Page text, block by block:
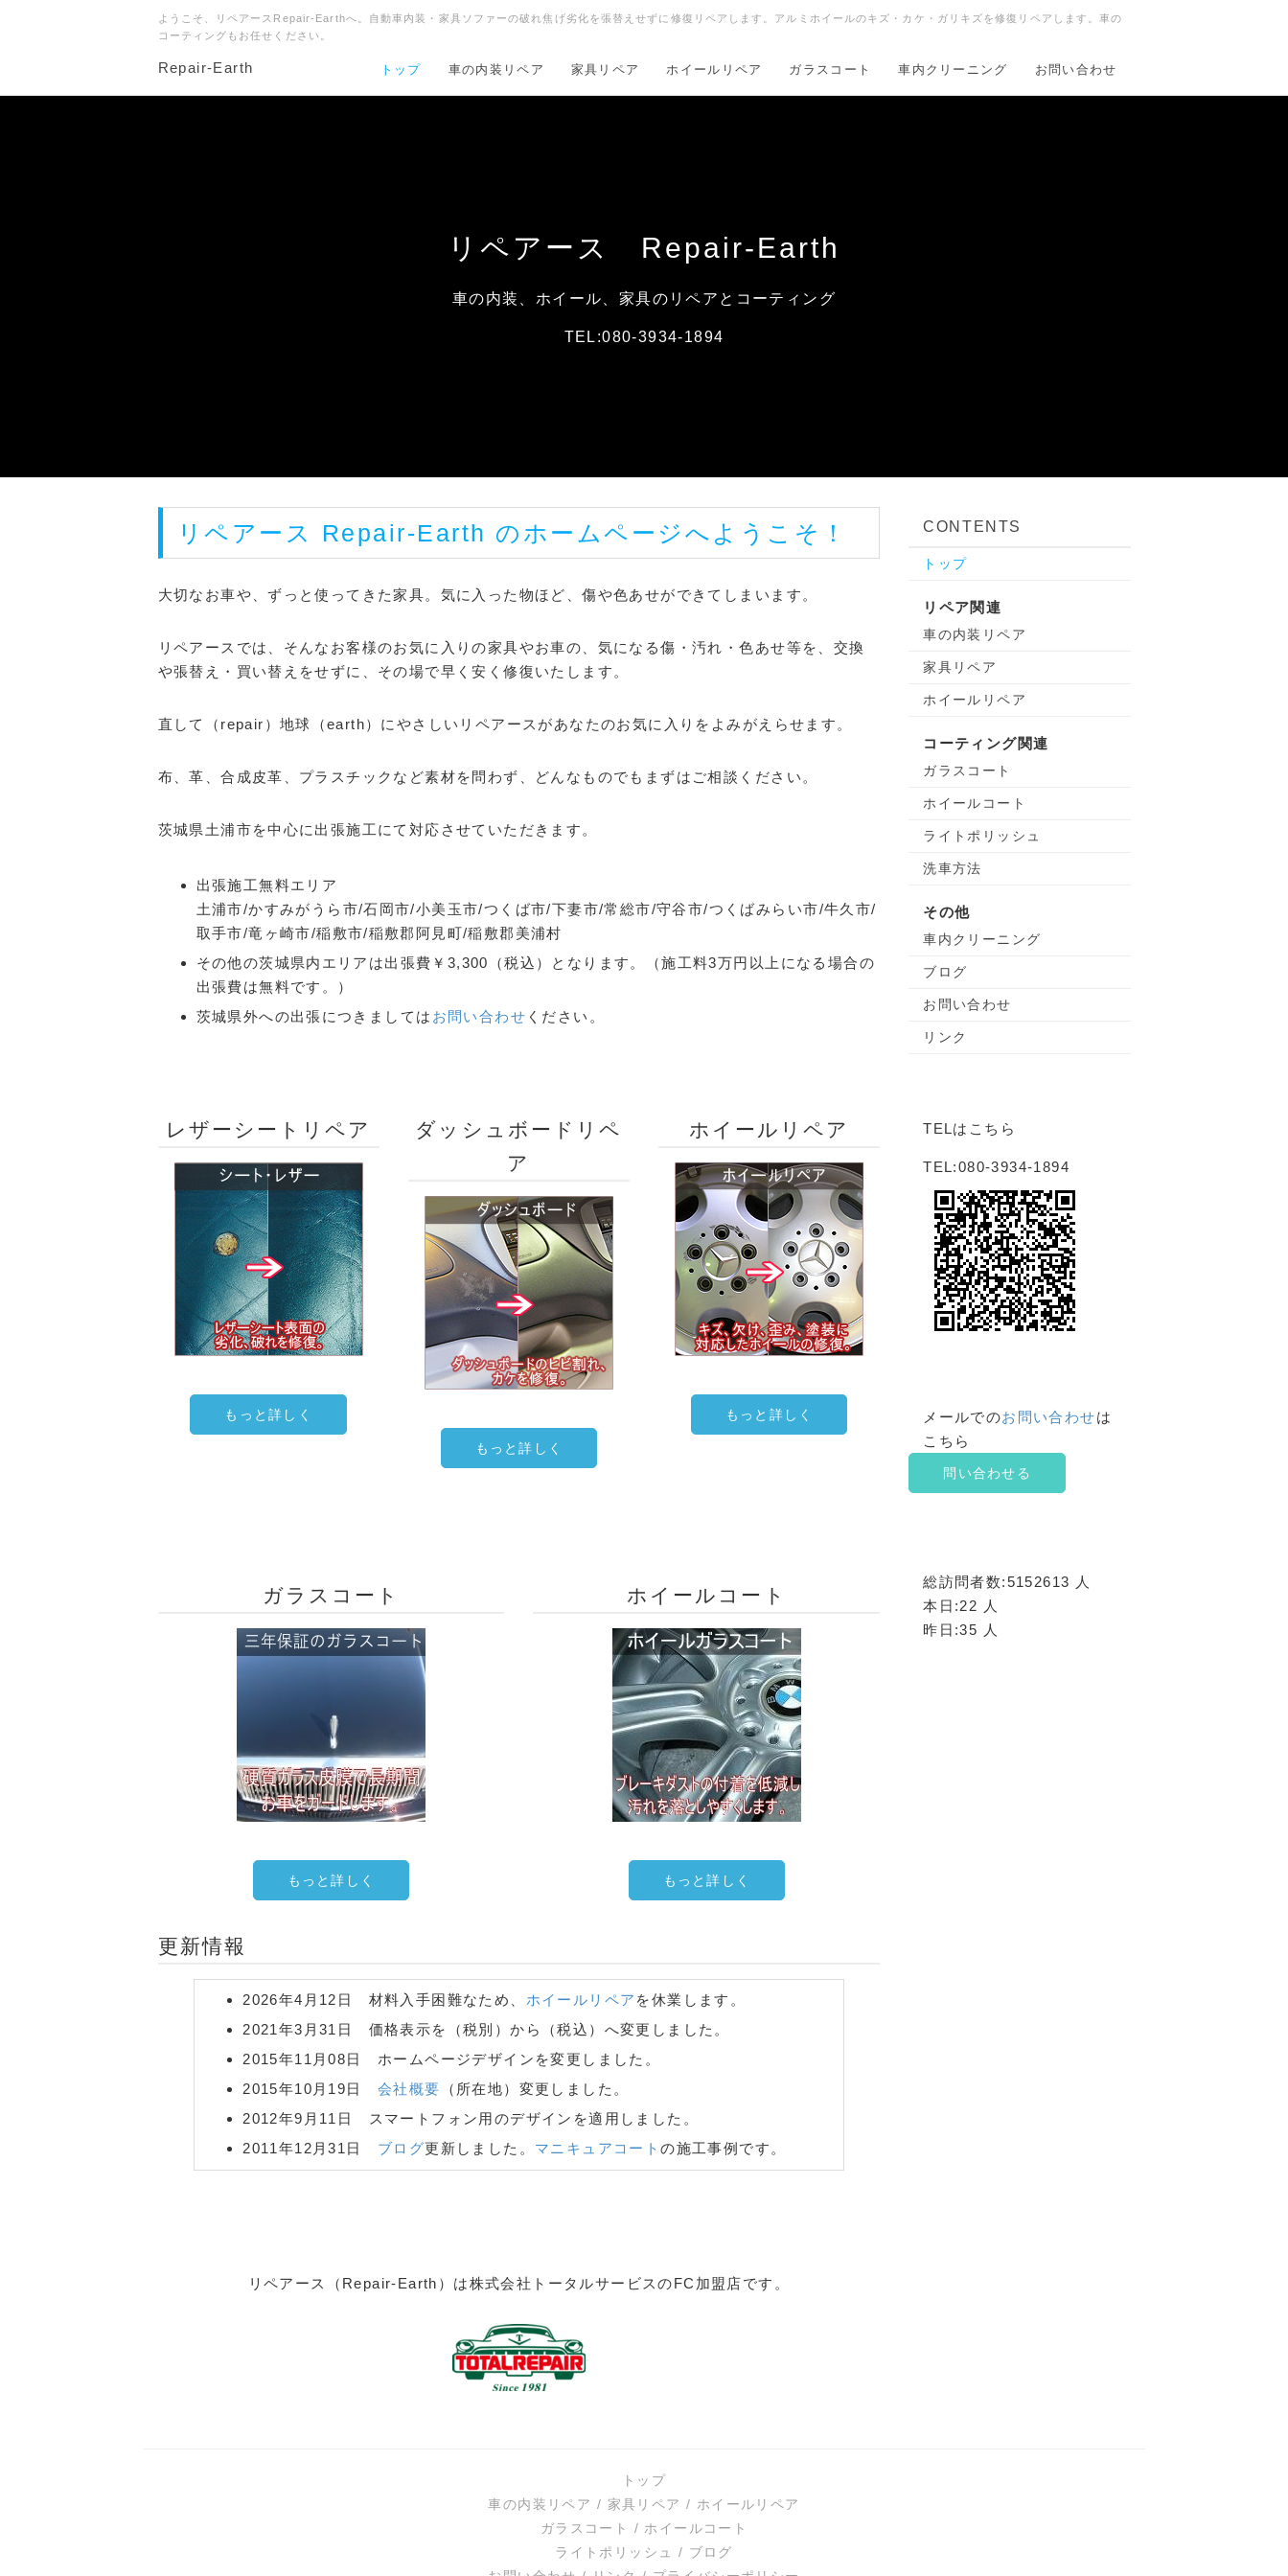
ようこそ、リペアースRepair-Earthへ。自動車内装・家具ソファーの破れ焦げ劣化を張替えせずに修復リペアします。アルミホイールのキズ・カケ・ガリキズを修復リペアします。車の
コーティングもお任せください。
Repair-Earth トップ 車の内装リペア 家具リペア ホイールリペア ガラスコート 車内クリーニング お問い合わせ
リペアース Repair-Earth
車の内装、ホイール、家具のリペアとコーティング
TEL:080-3934-1894
リペアース Repair-Earth のホームページへようこそ！
大切なお車や、ずっと使ってきた家具。気に入った物ほど、傷や色あせができてしまいます。
リペアースでは、そんなお客様のお気に入りの家具やお車の、気になる傷・汚れ・色あせ等を、交換
や張替え・買い替えをせずに、その場で早く安く修復いたします。
直して（repair）地球（earth）にやさしいリペアースがあなたのお気に入りをよみがえらせます。
布、革、合成皮革、プラスチックなど素材を問わず、どんなものでもまずはご相談ください。
茨城県土浦市を中心に出張施工にて対応させていただきます。
出張施工無料エリア
土浦市/かすみがうら市/石岡市/小美玉市/つくば市/下妻市/常総市/守谷市/つくばみらい市/牛久市/
取手市/竜ヶ崎市/稲敷市/稲敷郡阿見町/稲敷郡美浦村
その他の茨城県内エリアは出張費￥3,300（税込）となります。（施工料3万円以上になる場合の
出張費は無料です。）
茨城県外への出張につきましては お問い合わせ ください。
レザーシートリペア
もっと詳しく
ダッシュボードリペ
ア
もっと詳しく
ホイールリペア
もっと詳しく
ガラスコート
もっと詳しく
ホイールコート
もっと詳しく
更新情報
2026年4月12日 材料入手困難なため、 ホイールリペア を休業します。
2021年3月31日 価格表示を（税別）から（税込）へ変更しました。
2015年11月08日 ホームページデザインを変更しました。
2015年10月19日 会社概要 （所在地）変更しました。
2012年9月11日 スマートフォン用のデザインを適用しました。
2011年12月31日 ブログ更新しました。 マニキュアコートの施工事例です。
リペア）
更新しました。本革ハンドル傷リペアの施工事例です。（
について新たにページを作成しま
更新しました。ポリッシュタイプホイールのクリア剥げを
リペアース（Repair-Earth）は株式会社トータルサービスのFC加盟店です。
CONTENTS
トップ
リペア関連
車の内装リペア
家具リペア
ホイールリペア
コーティング関連
ガラスコート
ホイールコート
ライトポリッシュ
洗車方法
その他
車内クリーニング
ブログ
お問い合わせ
リンク
TELはこちら
TEL:080-3934-1894
メールでのお問い合わせは
こちら
問い合わせる
総訪問者数:5152613 人
本日:22 人
昨日:35 人
トップ
車の内装リペア / 家具リペア / ホイールリペア
ガラスコート
/ ホイールコート
ライトポリッシュ
/ ブログ